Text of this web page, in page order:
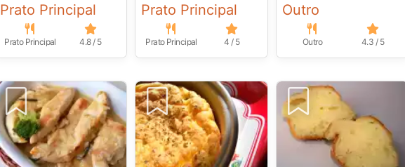
Prato Principal
Prato Principal 4.8 / 5
Prato Principal
Prato Principal 4 / 5
Outro
Outro 4.3 / 5